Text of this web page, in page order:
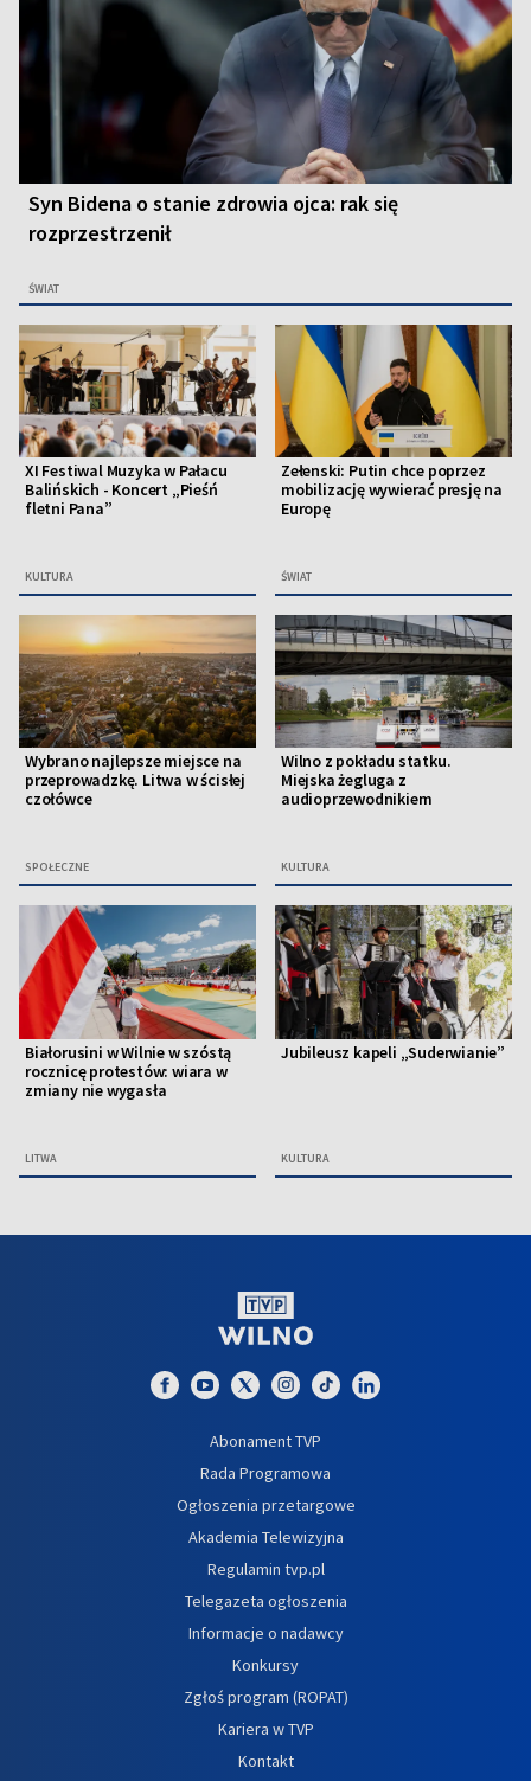
Syn Bidena o stanie zdrowia ojca: rak się
rozprzestrzenił
ŚWIAT
XI Festiwal Muzyka w Pałacu
Balińskich - Koncert „Pieśń
fletni Pana”
KULTURA
Zełenski: Putin chce poprzez
mobilizację wywierać presję na
Europę
ŚWIAT
Wybrano najlepsze miejsce na
przeprowadzkę. Litwa w ścisłej
czołówce
SPOŁECZNE
Wilno z pokładu statku.
Miejska żegluga z
audioprzewodnikiem
KULTURA
Białorusini w Wilnie w szóstą
rocznicę protestów: wiara w
zmiany nie wygasła
LITWA
Jubileusz kapeli „Suderwianie”
KULTURA
Abonament TVP
Rada Programowa
Ogłoszenia przetargowe
Akademia Telewizyjna
Regulamin tvp.pl
Telegazeta ogłoszenia
Informacje o nadawcy
Konkursy
Zgłoś program (ROPAT)
Kariera w TVP
Kontakt